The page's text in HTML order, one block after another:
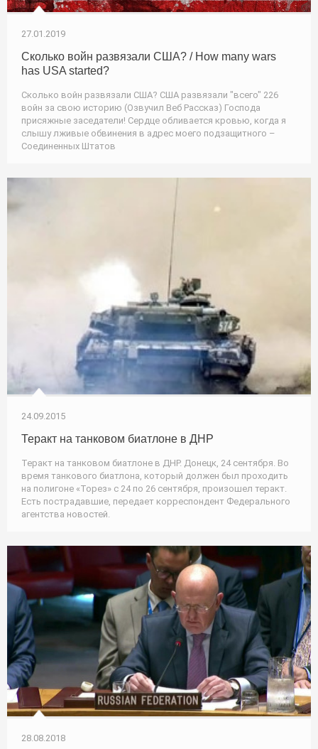
27.01.2019
Сколько войн развязали США? / How many wars
has USA started?
Сколько войн развязали США? США развязали "всего" 226
войн за свою историю (Озвучил Веб Рассказ) Господа
присяжные заседатели! Сердце обливается кровью, когда я
слышу лживые обвинения в адрес моего подзащитного –
Соединенных Штатов
24.09.2015
Теракт на танковом биатлоне в ДНР
Теракт на танковом биатлоне в ДНР. Донецк, 24 сентября. Во
время танкового биатлона, который должен был проходить
на полигоне «Торез» с 24 по 26 сентября, произошел теракт.
Есть пострадавшие, передает корреспондент Федерального
агентства новостей.
28.08.2018